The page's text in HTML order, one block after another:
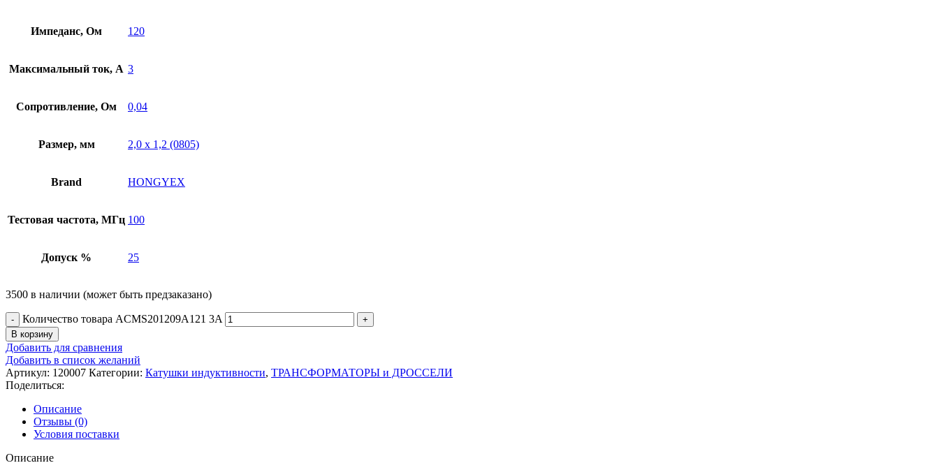
Импеданс, Ом 120
Максимальный ток, А 3
Сопротивление, Ом 0,04
Размер, мм 2,0 х 1,2 (0805)
Brand HONGYEX
Тестовая частота, МГц 100
Допуск % 25
3500 в наличии (может быть предзаказано)
Количество товара ACMS201209A121 3A
В корзину
Добавить для сравнения
Добавить в список желаний
Артикул: 120007 Категории: Катушки индуктивности, ТРАНСФОРМАТОРЫ и ДРОССЕЛИ
Поделиться:
Описание
Отзывы (0)
Условия поставки
Описание